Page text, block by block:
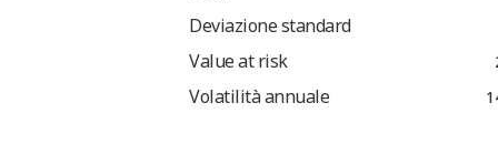
Deviazione standard
Value at risk
Volatilità annuale